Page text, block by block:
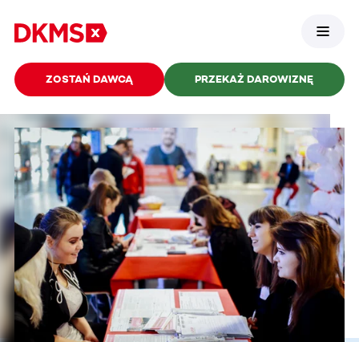
ZOSTAŃ DAWCĄ PRZEKAŻ DAROWIZNĘ